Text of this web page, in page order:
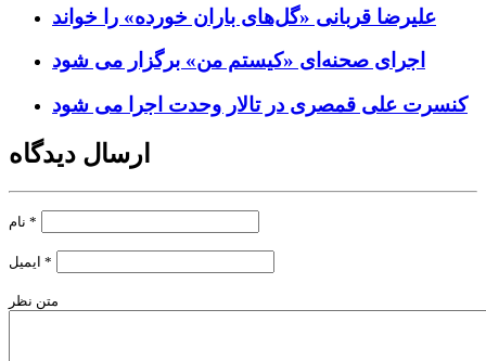
علیرضا قربانی «گل‌های باران خورده» را خواند
اجرای صحنه‌ای «کیستم من» برگزار می شود
کنسرت علی قمصری در تالار وحدت اجرا می شود
ارسال دیدگاه
*
*
متن نظر